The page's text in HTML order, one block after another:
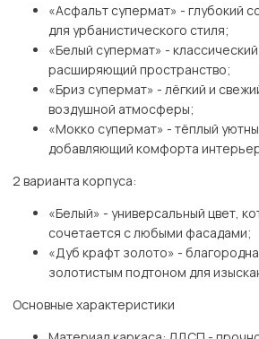
«Асфальт супермат» - глубокий
для урбанистического стиля;
«Белый супермат» -
расширяющий пространство;
«Бриз супермат» - лёгкий и
воздушной атмосферы;
«Мокко супермат» - тёплый
добавляющий комфорта
2 варианта корпуса:
«Белый» - универсальный цвет,
сочетается с любыми фасадами;
«Дуб крафт золото» -
золотистым подтоном для
Основные характеристики